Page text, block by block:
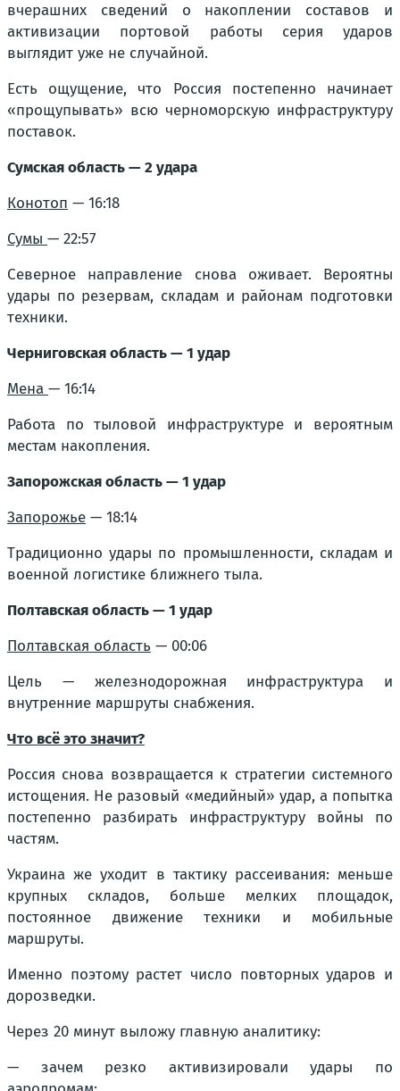
вчерашних сведений о накоплении составов и
активизации портовой работы серия ударов
выглядит уже не случайной.
Есть ощущение, что Россия постепенно начинает
«прощупывать» всю черноморскую инфраструктуру
поставок.
Сумская область — 2 удара
Конотоп — 16:18
Сумы — 22:57
Северное направление снова оживает. Вероятны
удары по резервам, складам и районам подготовки
техники.
Черниговская область — 1 удар
Мена — 16:14
Работа по тыловой инфраструктуре и вероятным
местам накопления.
Запорожская область — 1 удар
Запорожье — 18:14
Традиционно удары по промышленности, складам и
военной логистике ближнего тыла.
Полтавская область — 1 удар
Полтавская область — 00:06
Цель — железнодорожная инфраструктура и
внутренние маршруты снабжения.
Что всё это значит?
Россия снова возвращается к стратегии системного
истощения. Не разовый «медийный» удар, а попытка
постепенно разбирать инфраструктуру войны по
частям.
Украина же уходит в тактику рассеивания: меньше
крупных складов, больше мелких площадок,
постоянное движение техники и мобильные
маршруты.
Именно поэтому растет число повторных ударов и
дорозведки.
Через 20 минут выложу главную аналитику:
— зачем резко активизировали удары по